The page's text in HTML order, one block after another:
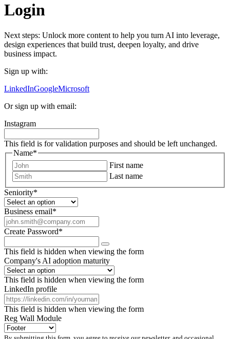
Login
Next steps: Unlock more content to help you turn AI into leverage,
design experiences that build trust, deepen loyalty, and drive
business impact.
Sign up with:
LinkedInGoogleMicrosoft
Or sign up with email:
Instagram
This field is for validation purposes and should be left unchanged.
Name*
First name
Last name
Seniority*
Business email*
Create Password*
This field is hidden when viewing the form
Company's AI adoption maturity
This field is hidden when viewing the form
LinkedIn profile
This field is hidden when viewing the form
Reg Wall Module